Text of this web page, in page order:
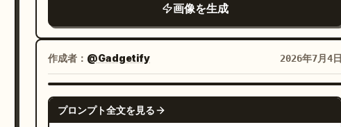
てのパラメータ単位、寸法線、情報カードは完全に記
入する必要があります。架空の人間工学認証、耐荷重
値、調整レベル、健康改善効果、特許、または試験結
果の記載は禁止されています。
ヤーフレーム／テクニカルラインワークとして描画す
る。サンギアのみを赤色で強調し、アセンブリの中央
に配置して、赤い引き出し線と赤いラベルを付ける。
左側の情報パネル：左上にタイトル「PGU-05 遊星歯
車ユニット」とサブタイトル「分解図および部品リフ
ァレンス」を配置する。その下に、以下の 5 行からな
（等角投影）のピクセル/ボクセルエッジ、浅い影、
フォトリアリズムは排除。 メイン見出しエリア：上部
に、ブロック状の日本語テキスト「
300超 AIサイト構築 」が記された、大きなクリーム
色の面取りされた看板を配置する。「300超」は鮮や
かなオレンジレッド、「AIサイト構築」は黒色にす
画像を生成
作成者： @Gadgetify 2026年7月4日
GPT IMAGE 2
プロンプト全文を見る